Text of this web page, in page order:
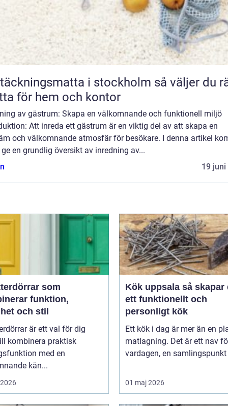
i stockholm så väljer du rätt
för hem och kontor
av gästrum: Skapa en välkomnande och funktionell miljö
Att inreda ett gästrum är en viktig del av att skapa en
och välkomnande atmosfär för besökare. I denna artikel
en grundlig översikt av inredning av...
19 juni
som
funktion,
och stil
är ett val för dig
kombinera praktisk
med en
kän...
Kök uppsala så skapar du
ett funktionellt och
personligt kök
Ett kök i dag är mer än en
matlagning. Det är ett nav
vardagen, en
01 maj 2026